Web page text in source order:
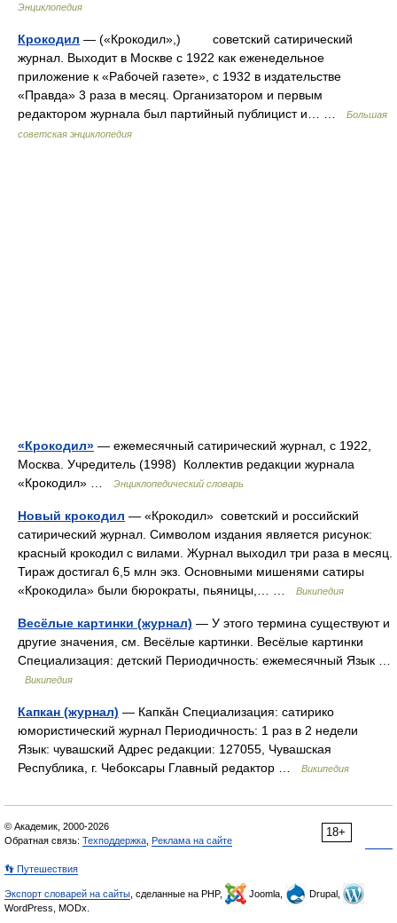
Энциклопедия
Крокодил — («Крокодил»,) советский сатирический
журнал. Выходит в Москве с 1922 как еженедельное
приложение к «Рабочей газете», с 1932 в издательстве
«Правда» 3 раза в месяц. Организатором и первым
редактором журнала был партийный публицист и… …
Большая
советская энциклопедия
«Крокодил» — ежемесячный сатирический журнал, с 1922,
Москва. Учредитель (1998) Коллектив редакции журнала
«Крокодил» …
Энциклопедический словарь
Новый крокодил — «Крокодил» советский и российский
сатирический журнал. Символом издания является рисунок:
красный крокодил с вилами. Журнал выходил три раза в месяц.
Тираж достигал 6,5 млн экз. Основными мишенями сатиры
«Крокодила» были бюрократы, пьяницы,… …
Википедия
Весёлые картинки (журнал) — У этого термина существуют и
другие значения, см. Весёлые картинки. Весёлые картинки
Специализация: детский Периодичность: ежемесячный Язык …
Википедия
Капкан (журнал) — Капкӑн Специализация: сатирико
юмористический журнал Периодичность: 1 раз в 2 недели
Язык: чувашский Адрес редакции: 127055, Чувашская
Республика, г. Чебоксары Главный редактор …
Википедия
18+
© Академик, 2000-2026
Обратная связь: Техподдержка Реклама на сайте
👣 Путешествия
Экспорт словарей на сайты , сделанные на PHP, Joomla,
Drupal,
WordPress, MODx.